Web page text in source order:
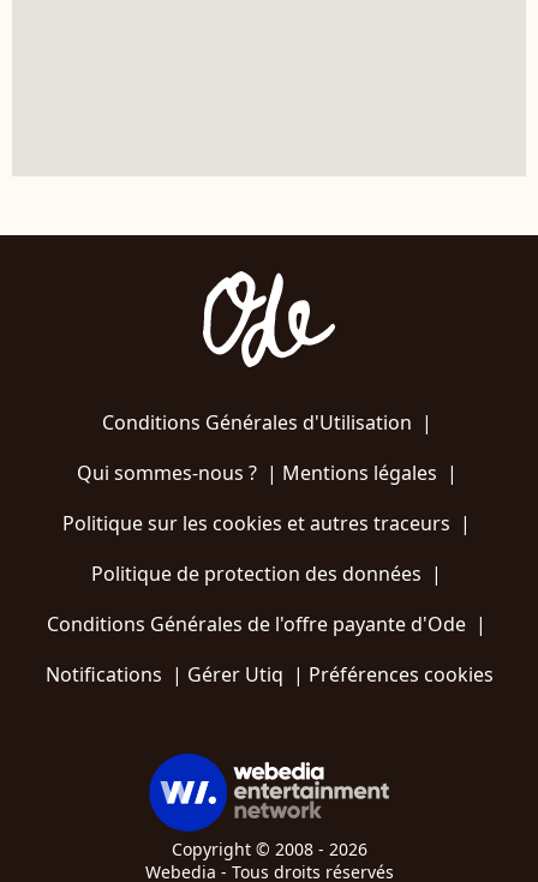
Conditions Générales d'Utilisation |
Qui sommes-nous ?| Mentions légales |
Politique sur les cookies et autres traceurs |
Politique de protection des données |
Conditions Générales de l'offre payante d'Ode |
Notifications | Gérer Utiq | Préférences cookies
Copyright © 2008 - 2026
Webedia - Tous droits réservés